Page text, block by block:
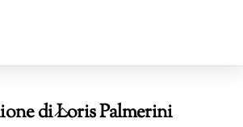
Back
di Loris Palmerini